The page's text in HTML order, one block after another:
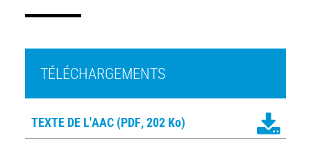
TÉLÉCHARGEMENTS
TEXTE DE L'AAC (PDF, 202 Ko)